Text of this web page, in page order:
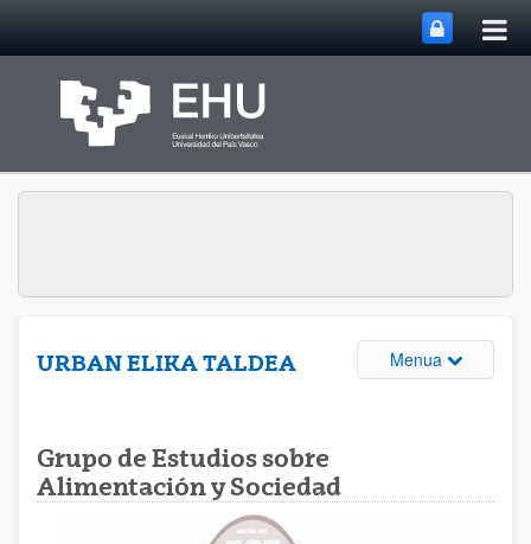
URBAN ELIKA TALDEA Menua
Grupo de Estudios sobre
Alimentación y Sociedad